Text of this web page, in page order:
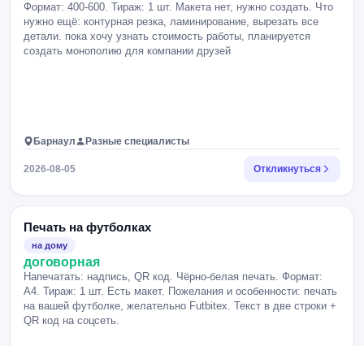
Формат: 400-600. Тираж: 1 шт. Макета нет, нужно создать. Что
нужно ещё: контурная резка, ламинирование, вырезать все
детали. пока хочу узнать стоимость работы, планируется
создать монополию для компании друзей
Барнаул Разные специалисты
2026-08-05 Откликнуться
Печать на футболках
на дому
договорная
Напечатать: надпись, QR код. Чёрно-белая печать. Формат:
А4. Тираж: 1 шт. Есть макет. Пожелания и особенности: печать
на вашей футболке, желательно Futbitex. Текст в две строки +
QR код на соцсеть.